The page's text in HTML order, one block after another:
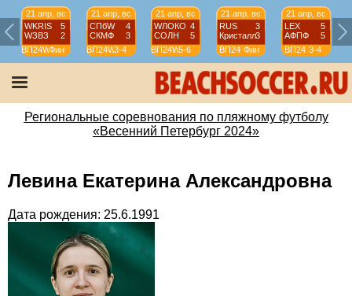
21 апр, вс
WKRIS
5
WЗВЗ
2
ВП24WФин
21 апр, вс
СПбW
4
СКМФ
3
ВП24W3-4
21 апр, вс
WЛОКО 4
СОЛН
5
ВП24W5-6
21 апр, вс
RUS
3
Кристалл3
ВП24 Фин
21 апр, вс
LEX
5
АФПФ
5
ВП24 3-4
Региональные соревнования по пляжному футболу
«Весенний Петербург 2024»
Левина Екатерина Александровна
Дата рождения: 25.6.1991